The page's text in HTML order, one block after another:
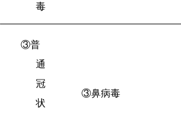
毒
③普
通
冠
状
③鼻病毒